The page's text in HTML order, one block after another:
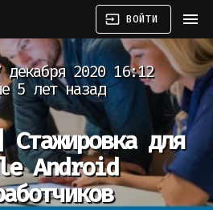
input ВОЙТИ menu
декабря 2020 16:12
5 лет назад
Стажировка для
Android